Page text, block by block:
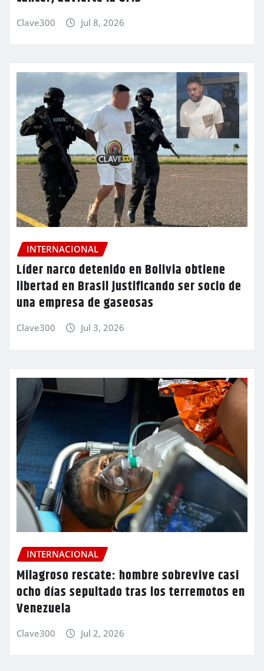
Clave300 Jul 8, 2026
INTERNACIONAL
Líder narco detenido en Bolivia obtiene
libertad en Brasil justificando ser socio de
una empresa de gaseosas
Clave300 Jul 3, 2026
INTERNACIONAL
Milagroso rescate: hombre sobrevive casi
ocho días sepultado tras los terremotos en
Venezuela
Clave300 Jul 2, 2026